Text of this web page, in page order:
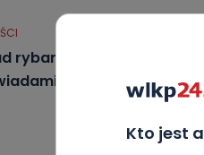
Kto jest
rybami w Antoninie?
prokuraturę